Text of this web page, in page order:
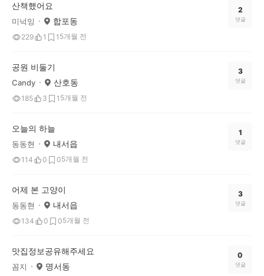
산책했어요
미넉잉 합포동
229 1 1 5개월 전
2
댓글
공원 비둘기
Candy 산호동
185 3 1 5개월 전
3
댓글
오늘의 하늘
동동현 내서읍
114 0 05개월 전
1
댓글
어제 본 고양이
동동현 내서읍
134 0 05개월 전
3
댓글
맛집정보공유해주세요
꼼지 명서동
0
댓글